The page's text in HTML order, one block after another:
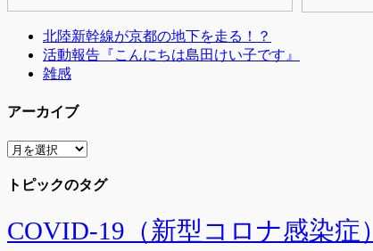
北陸新幹線が京都の地下を走る！？
活動報告『こんにちは島田けい子です』
雑感
アーカイブ
ア
カ
ブ
トピックのタグ
COVID-19（新型コロナ感染症）